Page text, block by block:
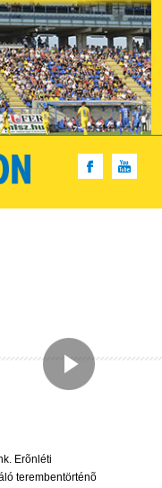
Erõnléti
terembentörténõ